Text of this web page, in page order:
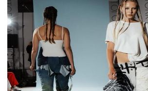
ТЕКСТ:КАТЕРИНА КУКУШКИНА
THE BLUEPRINT NEWS
Больше новостей в нашем телеграм-
ДОБАВИТЬ НАС В ИСТОЧНИКИ
The Blueprint будет чаще появляться у